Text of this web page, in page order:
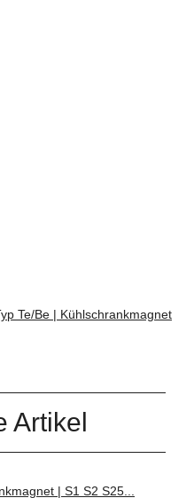
Te/Be | Kühlschrankmagnet
Artikel